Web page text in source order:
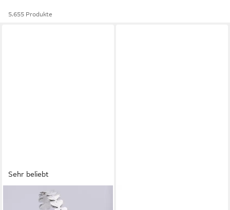
5.655 Produkte
Sehr beliebt
Armband Schmuck Geschenk